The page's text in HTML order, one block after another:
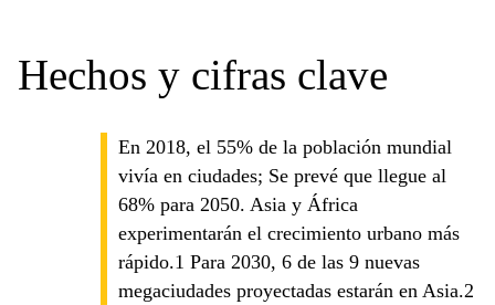
Hechos y cifras clave
En 2018, el 55% de la población mundial
vivía en ciudades; Se prevé que llegue al
68% para 2050. Asia y África
experimentarán el crecimiento urbano más
rápido.1 Para 2030, 6 de las 9 nuevas
megaciudades proyectadas estarán en Asia.2